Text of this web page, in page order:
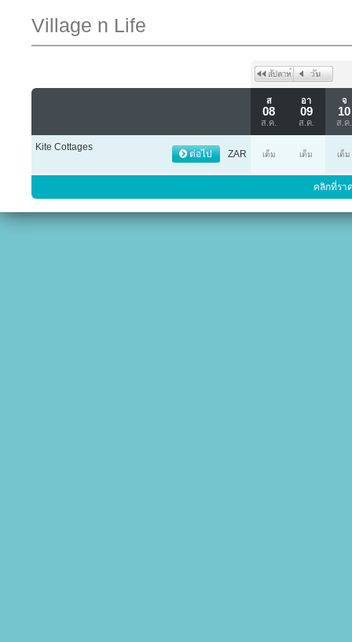
Village n Life
ส
08
ส.ค.
อา
09
ส.ค.
จ
10
ส.ค.
Kite Cottages
ต่อไป ZAR เต็ม เต็ม เต็ม
คลิกที่รา